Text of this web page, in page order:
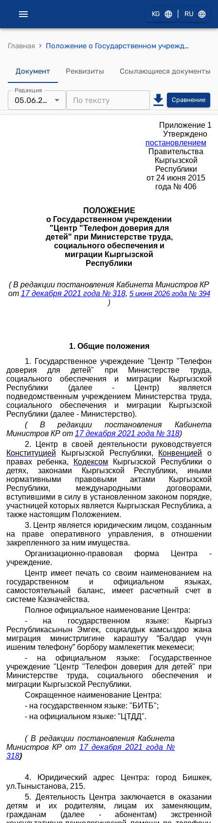
KG RU
Главная › Положение о Государственном учреждении "Центр "Телефон доверия для детей" при Министерстве социального развития Кыргызской Республики (утверждено постановлением Правительства Кыргызской Республики от 24 июня 2015 года № 406)
Документ Реквизиты Ссылающиеся документы
Редакция
05.06.2026 Сравнение